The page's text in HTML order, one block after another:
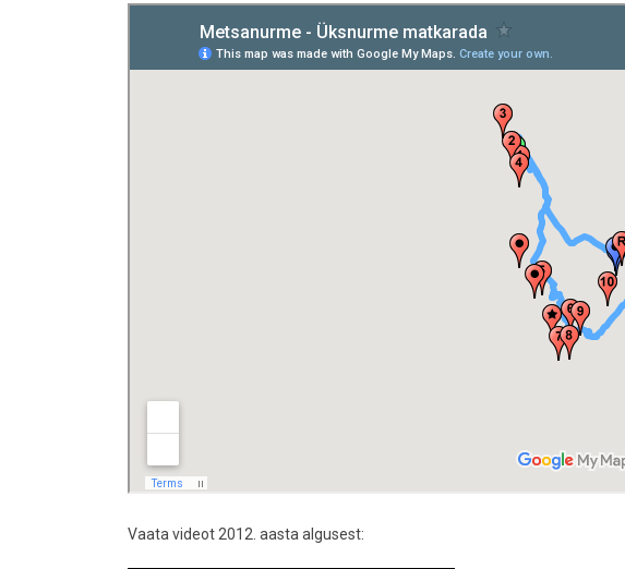
Vaata videot 2012. aasta algusest: